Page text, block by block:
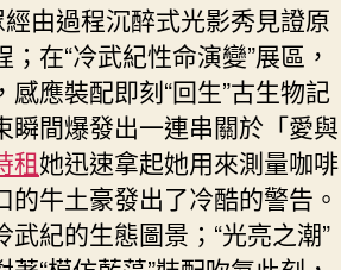
由過程沉醉式光影秀見證原
在“冷武紀性命演變”展區，
應裝配即刻“回生”古生物記
間爆發出一連串關於「愛與
租她迅速拿起她用來測量咖啡
牛土豪發出了冷酷的警告。
紀的生態圖景；“光亮之潮”